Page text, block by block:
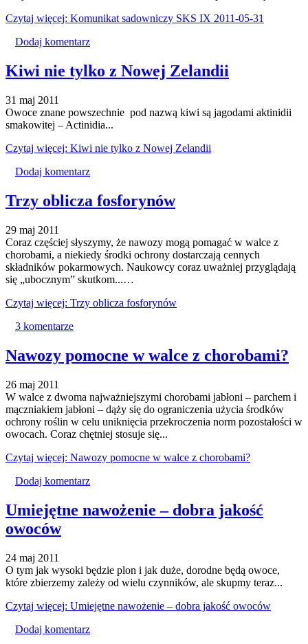
Czytaj więcej: Komunikat sadowniczy SKS IX 2011-05-31
Dodaj komentarz
Kiwi nie tylko z Nowej Zelandii
31 maj 2011
Owoce znane powszechnie pod nazwą kiwi są jagodami aktinidii
smakowitej – Actinidia...
Czytaj więcej: Kiwi nie tylko z Nowej Zelandii
Dodaj komentarz
Trzy oblicza fosforynów
29 maj 2011
Coraz częściej słyszymy, że nawozy mogą pomagać w walce z
chorobami, a niekiedy środki ochrony dostarczają cennych
składników pokarmowych. Naukowcy coraz uważniej przyglądają
się „ubocznym” skutkom...…
Czytaj więcej: Trzy oblicza fosforynów
3 komentarze
Nawozy pomocne w walce z chorobami?
26 maj 2011
W walce z dwoma najważniejszymi chorobami jabłoni – parchem i
mączniakiem jabłoni – dąży się do ograniczenia użycia środków
ochrony roślin w celu uniknięcia przekroczenia norm pozostałości w
owocach. Coraz chętniej stosuje się...
Czytaj więcej: Nawozy pomocne w walce z chorobami?
Dodaj komentarz
Umiejętne nawożenie – dobra jakość
owoców
24 maj 2011
O tym jak wysoki będzie plon i jak duże, dorodne będą owoce,
które zbierzemy zależy od wielu czynników, ale skupmy teraz...
Czytaj więcej: Umiejętne nawożenie – dobra jakość owoców
Dodaj komentarz